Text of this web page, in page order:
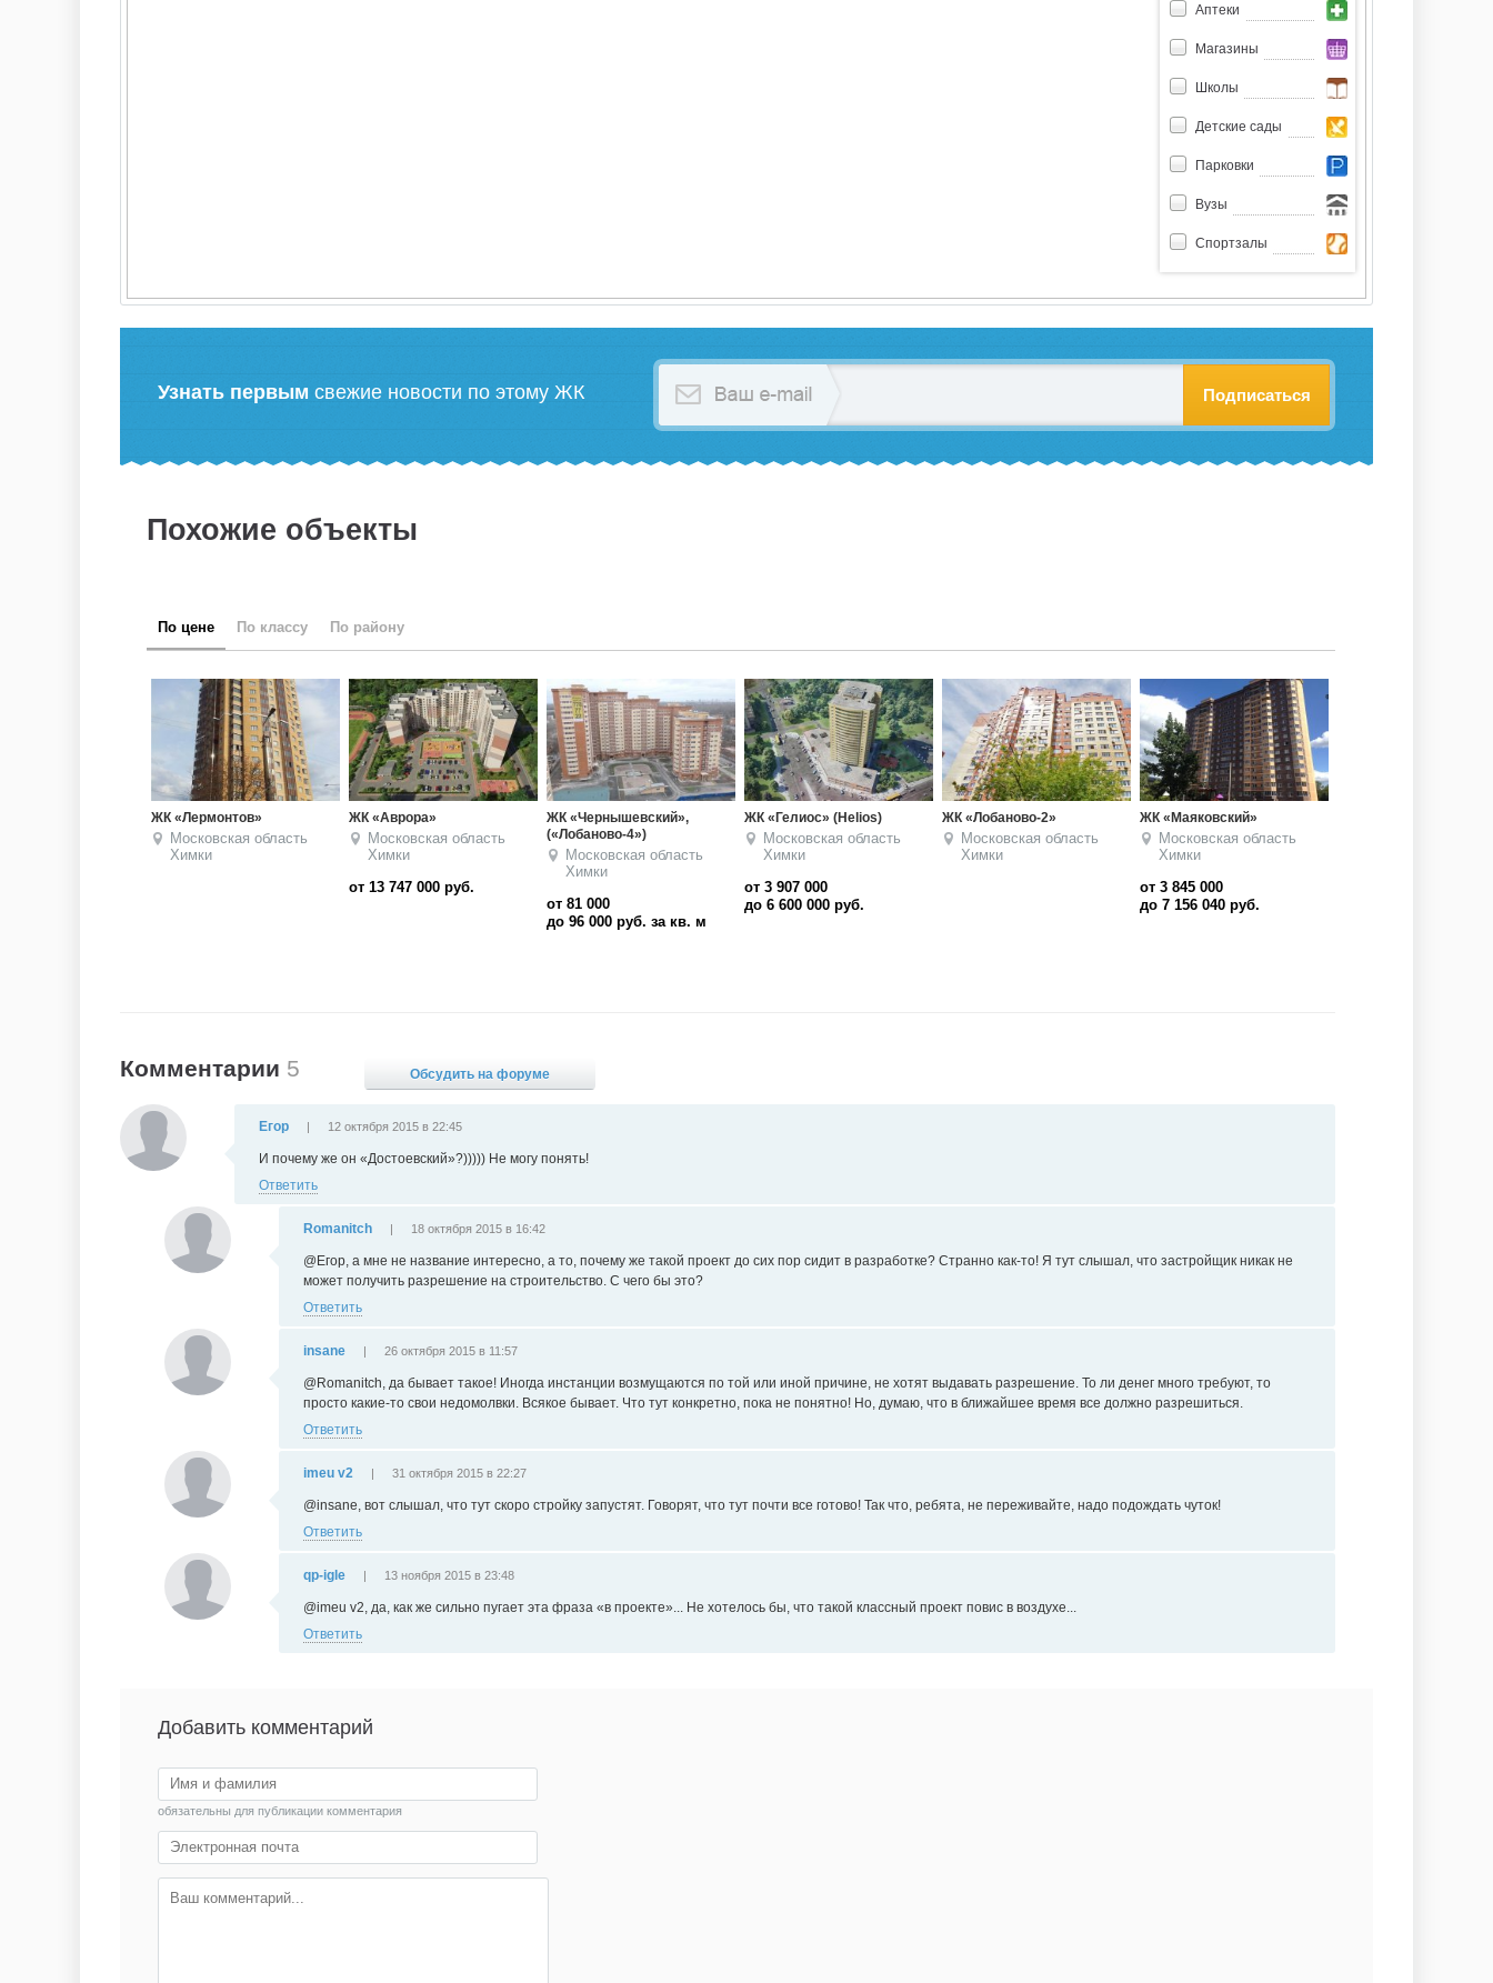
Аптеки
Магазины
Школы
Детские сады
Парковки
Вузы
Спортзалы
Узнать первым свежие новости по этому ЖК
Похожие объекты
по цене по классу по району
ЖК «Лермонтов»
Московская область
Химки
ЖК «Аврора»
Московская область
Химки
от 13 747 000руб.
ЖК «Чернышевский»,
(«Лобаново-4»)
Московская область
Химки
от 81 000
до 96 000руб. за кв. м
ЖК «Гелиос» (Helios)
Московская область
Химки
от 3 907 000
до 6 600 000руб.
ЖК «Лобаново-2»
Московская область
Химки
ЖК «Маяковский»
Московская область
Химки
от 3 845 000
до 7 156 040руб.
Обсудить на форуме
Комментарии 5
Егор | 12 октября 2015 в 22:45
И почему же он «Достоевский»?))))) Не могу понять!
Ответить
Romanitch | 18 октября 2015 в 16:42
@Егор, а мне не название интересно, а то, почему же такой проект до сих пор сидит в разработке? Странно как-то! Я тут слышал, что застройщик никак не
может получить разрешение на строительство. С чего бы это?
Ответить
insane | 26 октября 2015 в 11:57
@Romanitch, да бывает такое! Иногда инстанции возмущаются по той или иной причине, не хотят выдавать разрешение. То ли денег много требуют, то
просто какие-то свои недомолвки. Всякое бывает. Что тут конкретно, пока не понятно! Но, думаю, что в ближайшее время все должно разрешиться.
Ответить
imeu v2 | 31 октября 2015 в 22:27
@insane, вот слышал, что тут скоро стройку запустят. Говорят, что тут почти все готово! Так что, ребята, не переживайте, надо подождать чуток!
Ответить
qp-igle | 13 ноября 2015 в 23:48
@imeu v2, да, как же сильно пугает эта фраза «в проекте»... Не хотелось бы, что такой классный проект повис в воздухе...
Ответить
Добавить комментарий
обязательны для публикации комментария